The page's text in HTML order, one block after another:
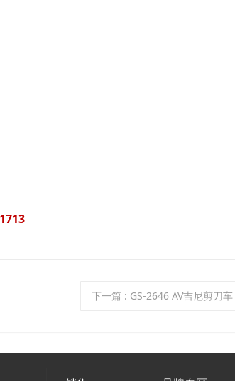
下一篇 : GS-2646 AV吉尼剪刀车